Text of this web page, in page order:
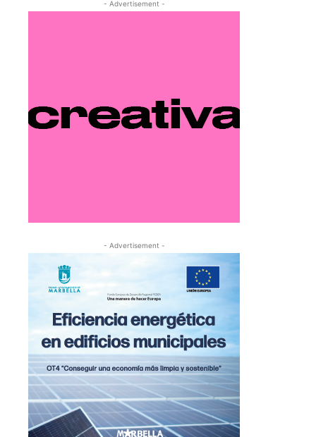
- Advertisement -
- Advertisement -